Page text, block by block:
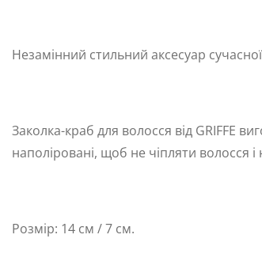
Незамінний стильний аксесуар
Заколка-краб для волосся від GRIFFE
наполіровані, щоб не чіпляти волосся
Розмір: 14 см / 7 см.